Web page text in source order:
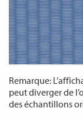
Remarque:
peut diverger de
des échantillons